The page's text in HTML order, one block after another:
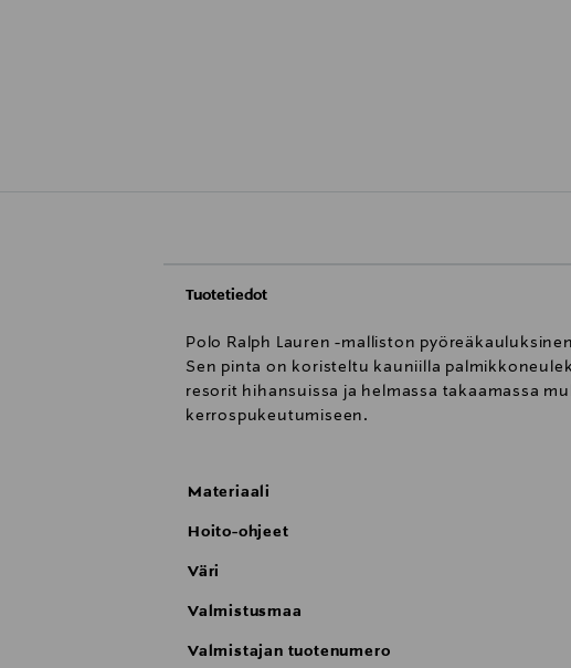
Tuotetiedot
Polo Ralph Lauren -malliston
Sen pinta on koristeltu kauniilla
resorit hihansuissa ja helmassa takaamassa
kerrospukeutumiseen.
Materiaali
Hoito-ohjeet
Väri
Valmistusmaa
Valmistajan tuotenumero